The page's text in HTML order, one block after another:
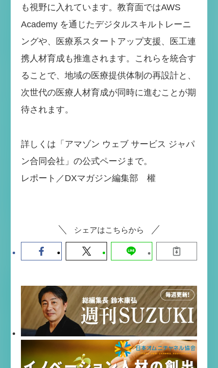
も視野に入れています。教育面ではAWS
Academy を通じたデジタルスキルトレーニ
ングや、医療系スタートアップ支援、医工連
携人材育成も推進されます。これらを統合す
ることで、地域の医療提供体制の再設計と、
次世代の医療人材育成が同時に進むことが期
待されます。
詳しくは「アマゾン ウェブ サービス ジャパ
ン合同会社」の公式ページまで。
レポート／DXマガジン編集部 權
シェアはこちらから